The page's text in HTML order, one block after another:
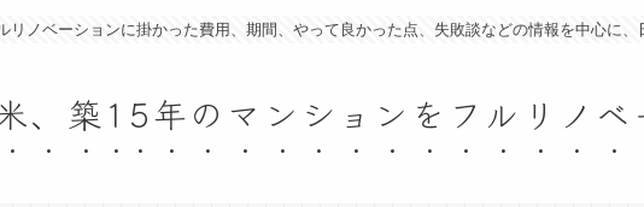
リノベーションに掛かった費用、期間、やって良かった点、失敗談などの情報を中心に、
、築15年のマンションをフルリノ